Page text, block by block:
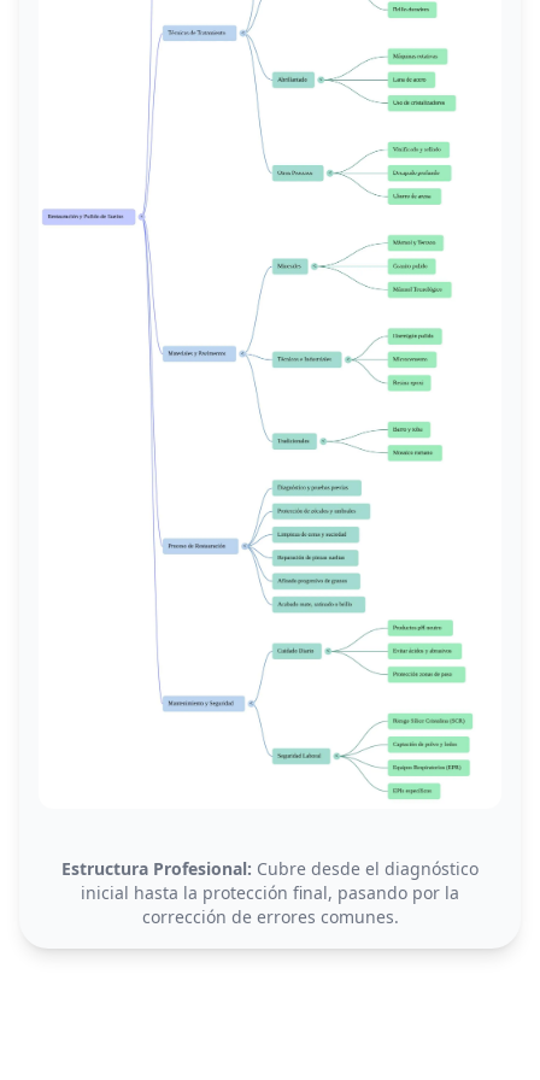
Estructura Profesional: Cubre desde el diagnóstico
inicial hasta la protección final, pasando por la
corrección de errores comunes.